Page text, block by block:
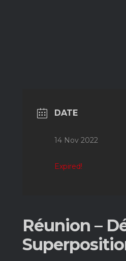
DATE
14 Nov 2022
Expired!
Réunion –